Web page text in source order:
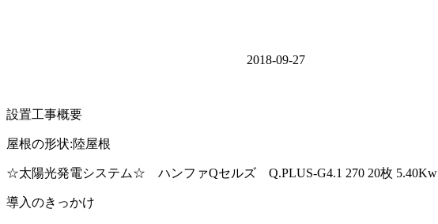
2018-09-27
設置工事概要
屋根の形状:陸屋根
☆太陽光発電システム☆ ハンファQセルズ Q.PLUS-G4.1 270 20枚 5.40Kw
導入のきっかけ